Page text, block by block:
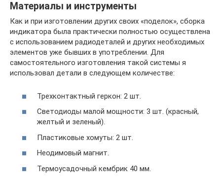
Материалы и инструменты
Как и при изготовлении других своих «поделок», сборка
индикатора была практически полностью осуществлена
с использованием радиодеталей и других необходимых
элементов уже бывших в употреблении. Для
самостоятельного изготовления такой системы я
использовал детали в следующем количестве:
Трехконтактный геркон: 2 шт.
Светодиоды малой мощности: 3 шт. (красный,
желтый и зеленый).
Пластиковые хомуты: 2 шт.
Неодимовый магнит.
Термоусадочный кембрик 40 мм.